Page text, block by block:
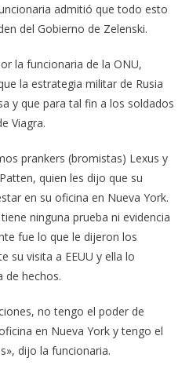
admitió que todo esto
del Gobierno de Zelenski.
la funcionaria de la ONU,
la estrategia militar de Rusia
y que para tal fin a los soldados
Viagra.
prankers (bromistas) Lexus y
quien les dijo que su
en su oficina en Nueva York.
ninguna prueba ni evidencia
fue lo que le dijeron los
su visita a EEUU y ella lo
de hechos.
no tengo el poder de
en Nueva York y tengo el
dijo la funcionaria.